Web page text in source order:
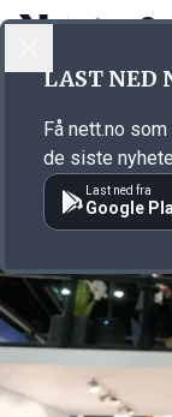
Annonsørinnhold
LAST NED
Få nett.no
de siste
Last ned fra
Google